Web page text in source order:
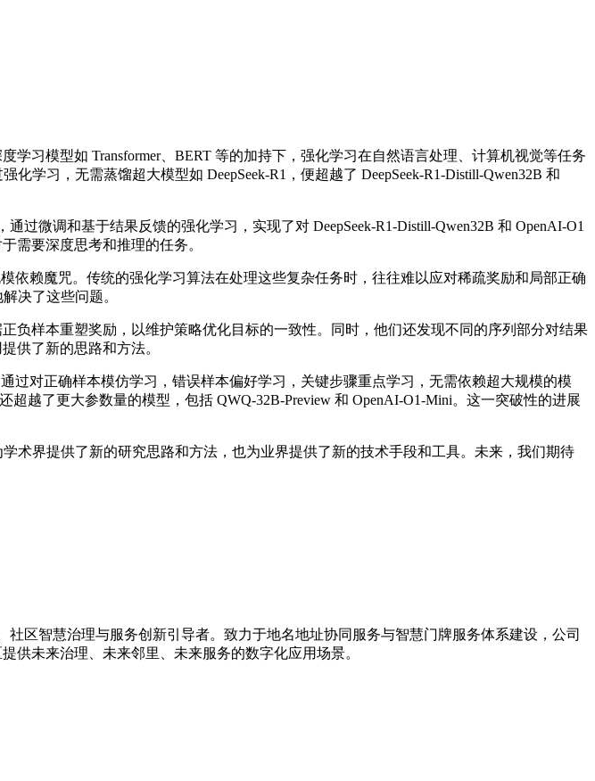
模型如 Transformer、BERT 等的加持下，强化学习在自然语言处理、计算机视觉等任务
学习，无需蒸馏超大模型如 DeepSeek-R1，便超越了 DeepSeek-R1-Distill-Qwen32B 和
微调和基于结果反馈的强化学习，实现了对 DeepSeek-R1-Distill-Qwen32B 和 OpenAI-O1
需要深度思考和推理的任务。
赖魔咒。传统的强化学习算法在处理这些复杂任务时，往往难以应对稀疏奖励和局部正确
决了这些问题。
样本重塑奖励，以维护策略优化目标的一致性。同时，他们还发现不同的序列部分对结果
供了新的思路和方法。
对正确样本模仿学习，错误样本偏好学习，关键步骤重点学习，无需依赖超大规模的模
越了更大参数量的模型，包括 QWQ-32B-Preview 和 OpenAI-O1-Mini。这一突破性的进展
界提供了新的研究思路和方法，也为业界提供了新的技术手段和工具。未来，我们期待
区智慧治理与服务创新引导者。致力于地名地址协同服务与智慧门牌服务体系建设，公司
供未来治理、未来邻里、未来服务的数字化应用场景。